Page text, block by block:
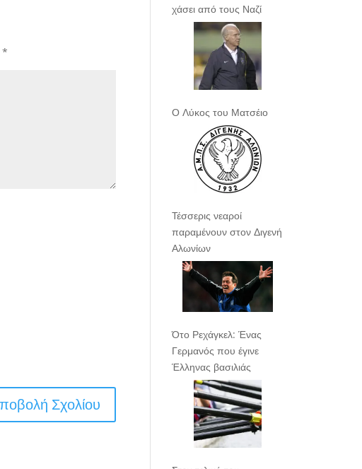
*
χάσει από τους Ναζί
Ο Λύκος του Ματσέιο
Τέσσερις νεαροί
παραμένουν στον Διγενή
Αλωνίων
Ότο Ρεχάγκελ: Ένας
Γερμανός που έγινε
Έλληνας βασιλιάς